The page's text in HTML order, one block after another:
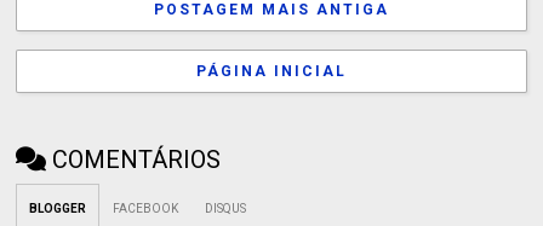
POSTAGEM MAIS ANTIGA
PÁGINA INICIAL
COMENTÁRIOS
BLOGGER FACEBOOK DISQUS